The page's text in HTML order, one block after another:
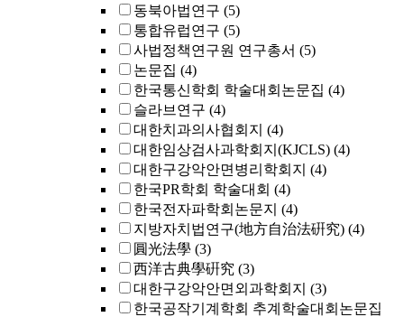
동북아법연구 (5)
통합유럽연구 (5)
사법정책연구원 연구총서 (5)
논문집 (4)
한국통신학회 학술대회논문집 (4)
슬라브연구 (4)
대한치과의사협회지 (4)
대한임상검사과학회지(KJCLS) (4)
대한구강악안면병리학회지 (4)
한국PR학회 학술대회 (4)
한국전자파학회논문지 (4)
지방자치법연구(地方自治法硏究) (4)
圓光法學 (3)
西洋古典學硏究 (3)
대한구강악안면외과학회지 (3)
한국공작기계학회 추계학술대회논문집